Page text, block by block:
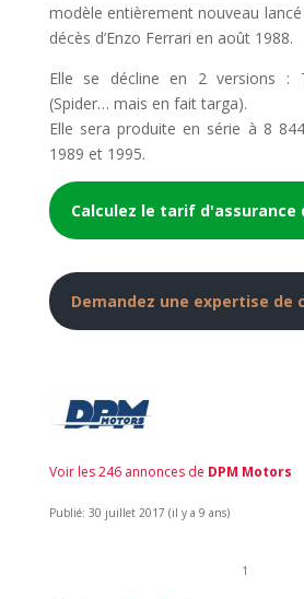
modèle entièrement nouveau
décès d’Enzo Ferrari en août 1988.
Elle se décline en 2 versions :
(Spider… mais en fait targa).
Elle sera produite en série à 8
1989 et 1995.
Calculez le tarif d'assurance
Demandez une expertise de
Voir les 246 annonces de DPM Motors
Publié: 30 juillet 2017 (il y a 9 ans)
1